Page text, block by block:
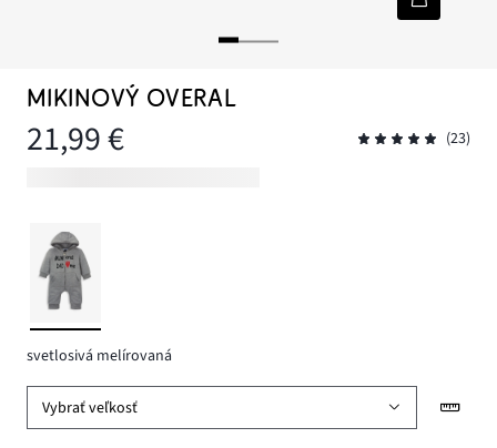
MIKINOVÝ OVERAL
21,99 € (23)
svetlosivá melírovaná
Vybrať veľkosť